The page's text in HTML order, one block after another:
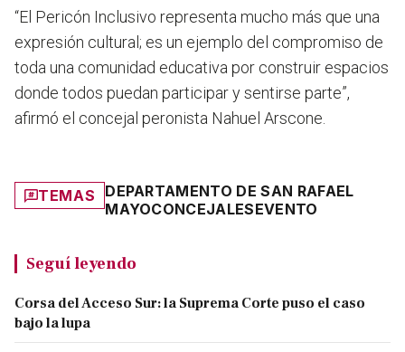
“El Pericón Inclusivo representa mucho más que una
expresión cultural; es un ejemplo del compromiso de
toda una comunidad educativa por construir espacios
donde todos puedan participar y sentirse parte”,
afirmó el concejal peronista Nahuel Arscone.
TEMAS
DEPARTAMENTO DE SAN RAFAEL
MAYOCONCEJALESEVENTO
Seguí leyendo
Corsa del Acceso Sur: la Suprema Corte puso el caso
bajo la lupa